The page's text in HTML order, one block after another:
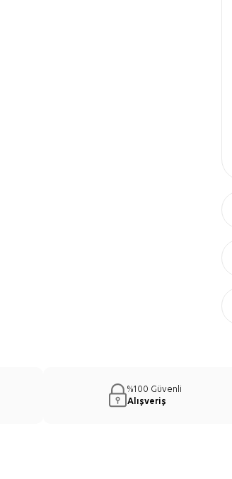
%100 Güvenli
Alışveriş